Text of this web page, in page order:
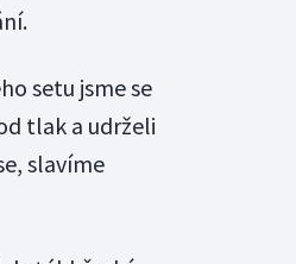
setu jsme se
tlak a udrželi
slavíme